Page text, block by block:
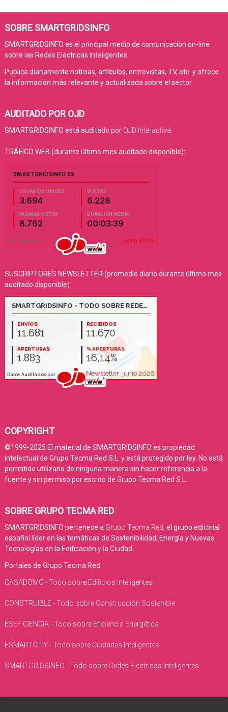
SOBRE SMARTGRIDSINFO
SMARTGRIDSINFO es el principal medio de comunicación on-line
sobre las Redes Eléctricas Inteligentes.
Publica diariamente noticias, artículos, entrevistas, TV, etc. y ofrece
la información más relevante y actualizada sobre el sector.
AUDITADO POR OJD
SMARTGRIDSINFO está auditado por OJD Interactiva.
TRÁFICO WEB (durante último mes auditado disponible):
SUSCRIPTORES NEWSLETTER (promedio diario durante último mes
auditado disponible):
COPYRIGHT
©1999-2025 El material de SMARTGRIDSINFO es propiedad
intelectual de Grupo Tecma Red S.L. y está protegido por ley. No está
permitido utilizarlo de ninguna manera sin hacer referencia a la
fuente y sin permiso por escrito de Grupo Tecma Red S.L.
SOBRE GRUPO TECMA RED
SMARTGRIDSINFO pertenece a Grupo Tecma Red, el grupo editorial
español líder en las temáticas de Sostenibilidad, Energía y Nuevas
Tecnologías en la Edificación y la Ciudad.
Portales de Grupo Tecma Red:
CASADOMO - Todo sobre Edificios Inteligentes
CONSTRUIBLE - Todo sobre Construcción Sostenible
ESEFICIENCIA - Todo sobre Eficiencia Energética
ESMARTCITY - Todo sobre Ciudades Inteligentes
SMARTGRIDSINFO - Todo sobre Redes Eléctricas Inteligentes